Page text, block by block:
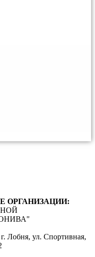
ОРГАНИЗАЦИИ:
Лобня, ул. Спортивная,